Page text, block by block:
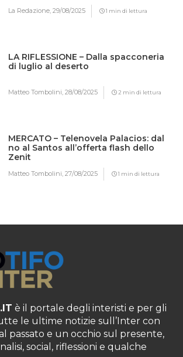
La Redazione,29/08/2025 1 min di lettura
LA RIFLESSIONE – Dalla spacconeria
di luglio al deserto
Matteo Tombolini,28/08/2025 2 min di lettura
MERCATO – Telenovela Palacios: dal
no al Santos all’offerta flash dello
Zenit
Matteo Tombolini,27/08/2025 1 min di lettura
è il portale degli interisti e per gli
le ultime notizie sull’Inter con
passato e un occhio sul presente,
social, riflessioni e qualche